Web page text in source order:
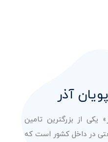
آذر
یکی از بزرگترین تامین
در داخل کشور است که